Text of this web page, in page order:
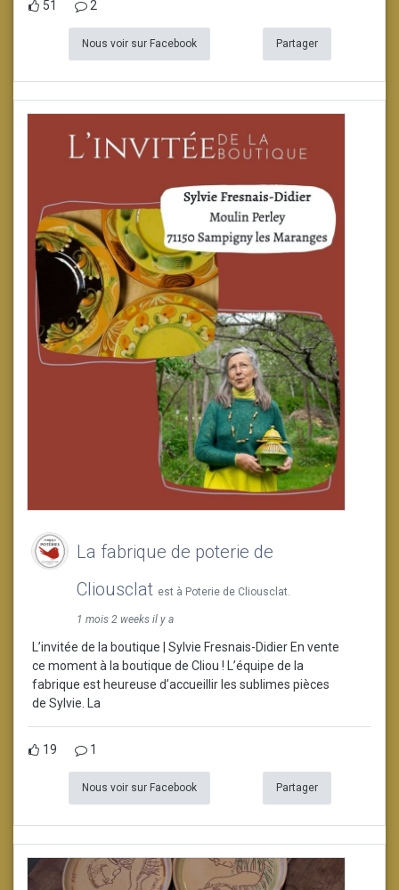
51 2
Nous voir sur Facebook Partager
La fabrique de poterie de
Cliousclat est à Poterie de Cliousclat.
1 mois 2 weeks il y a
L’invitée de la boutique | Sylvie Fresnais-Didier En vente
ce moment à la boutique de Cliou ! L’équipe de la
fabrique est heureuse d’accueillir les sublimes pièces
de Sylvie. La
19 1
Nous voir sur Facebook Partager